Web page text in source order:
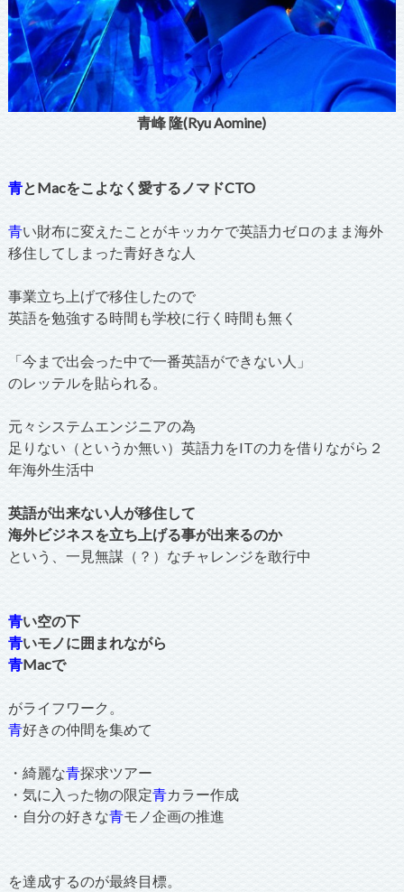
青峰 隆(Ryu Aomine)
青とMacをこよなく愛するノマドCTO
青い財布に変えたことがキッカケで英語力ゼロのまま海外
移住してしまった青好きな人
事業立ち上げで移住したので
英語を勉強する時間も学校に行く時間も無く
「今まで出会った中で一番英語ができない人」
のレッテルを貼られる。
元々システムエンジニアの為
足りない（というか無い）英語力をITの力を借りながら２
年海外生活中
英語が出来ない人が移住して
海外ビジネスを立ち上げる事が出来るのか
という、一見無謀（？）なチャレンジを敢行中
青い空の下
青いモノに囲まれながら
青Macで
がライフワーク。
青好きの仲間を集めて
・綺麗な青探求ツアー
・気に入った物の限定青カラー作成
・自分の好きな青モノ企画の推進
を達成するのが最終目標。